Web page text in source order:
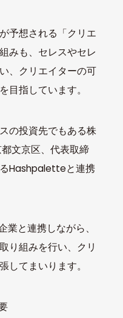
予想される「クリエ
みも、セレスやセレ
、クリエイターの可
目指しています。
の投資先でもある株
文京区、代表取締
Hashpaletteと連携
と連携しながら、
り組みを行い、クリ
してまいります。